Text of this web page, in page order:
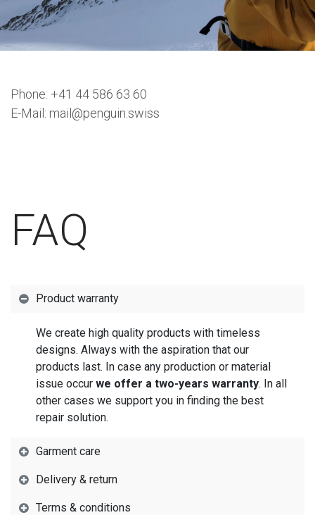
Phone: +41 44 586 63 60
E-Mail: mail@penguin.swiss
FAQ
Product warranty
We create high quality products with timeless
designs. Always with the aspiration that our
products last. In case any production or material
issue occur we offer a two-years warranty. In all
other cases we support you in finding the best
repair solution.
Garment care
Delivery & return
Terms & conditions